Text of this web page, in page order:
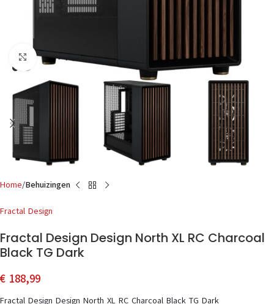
Click to enlarge
Home Behuizingen
Fractal Design
Fractal Design Design North XL RC Charcoal
Black TG Dark
€ 188,99
Fractal Design Design North XL RC Charcoal Black TG Dark